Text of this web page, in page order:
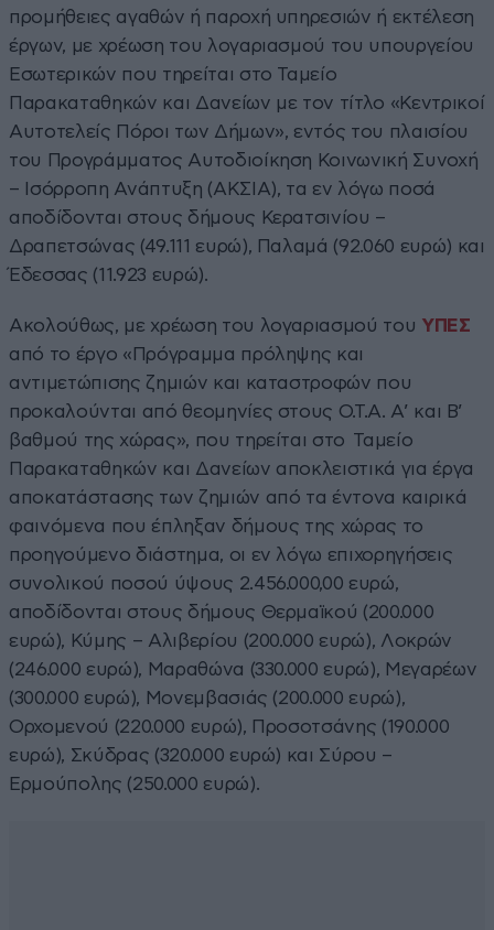
προμήθειες αγαθών ή παροχή υπηρεσιών ή εκτέλεση
έργων, με χρέωση του λογαριασμού του υπουργείου
Εσωτερικών που τηρείται στο Ταμείο
Παρακαταθηκών και Δανείων με τον τίτλο «Κεντρικοί
Αυτοτελείς Πόροι των Δήμων», εντός του πλαισίου
του Προγράμματος Αυτοδιοίκηση Κοινωνική Συνοχή
– Ισόρροπη Ανάπτυξη (ΑΚΣΙΑ), τα εν λόγω ποσά
αποδίδονται στους δήμους Κερατσινίου –
Δραπετσώνας (49.111 ευρώ), Παλαμά (92.060 ευρώ) και
Έδεσσας (11.923 ευρώ).
Ακολούθως, με χρέωση του λογαριασμού του ΥΠΕΣ
από το έργο «Πρόγραμμα πρόληψης και
αντιμετώπισης ζημιών και καταστροφών που
προκαλούνται από θεομηνίες στους Ο.Τ.Α. Α’ και Β’
βαθμού της χώρας», που τηρείται στο Ταμείο
Παρακαταθηκών και Δανείων αποκλειστικά για έργα
αποκατάστασης των ζημιών από τα έντονα καιρικά
φαινόμενα που έπληξαν δήμους της χώρας το
προηγούμενο διάστημα, οι εν λόγω επιχορηγήσεις
συνολικού ποσού ύψους 2.456.000,00 ευρώ,
αποδίδονται στους δήμους Θερμαϊκού (200.000
ευρώ), Κύμης – Αλιβερίου (200.000 ευρώ), Λοκρών
(246.000 ευρώ), Μαραθώνα (330.000 ευρώ), Μεγαρέων
(300.000 ευρώ), Μονεμβασιάς (200.000 ευρώ),
Ορχομενού (220.000 ευρώ), Προσοτσάνης (190.000
ευρώ), Σκύδρας (320.000 ευρώ) και Σύρου –
Ερμούπολης (250.000 ευρώ).